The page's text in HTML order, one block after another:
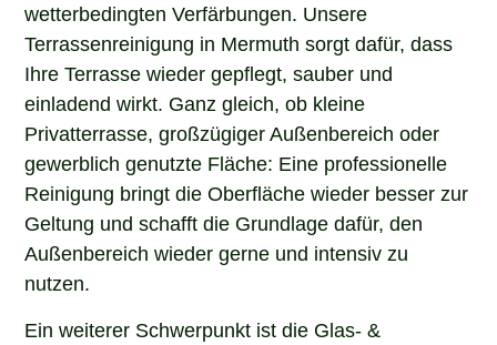
wetterbedingten Verfärbungen. Unsere
Terrassenreinigung in Mermuth sorgt dafür, dass
Ihre Terrasse wieder gepflegt, sauber und
einladend wirkt. Ganz gleich, ob kleine
Privatterrasse, großzügiger Außenbereich oder
gewerblich genutzte Fläche: Eine professionelle
Reinigung bringt die Oberfläche wieder besser zur
Geltung und schafft die Grundlage dafür, den
Außenbereich wieder gerne und intensiv zu
nutzen.
Ein weiterer Schwerpunkt ist die Glas- &